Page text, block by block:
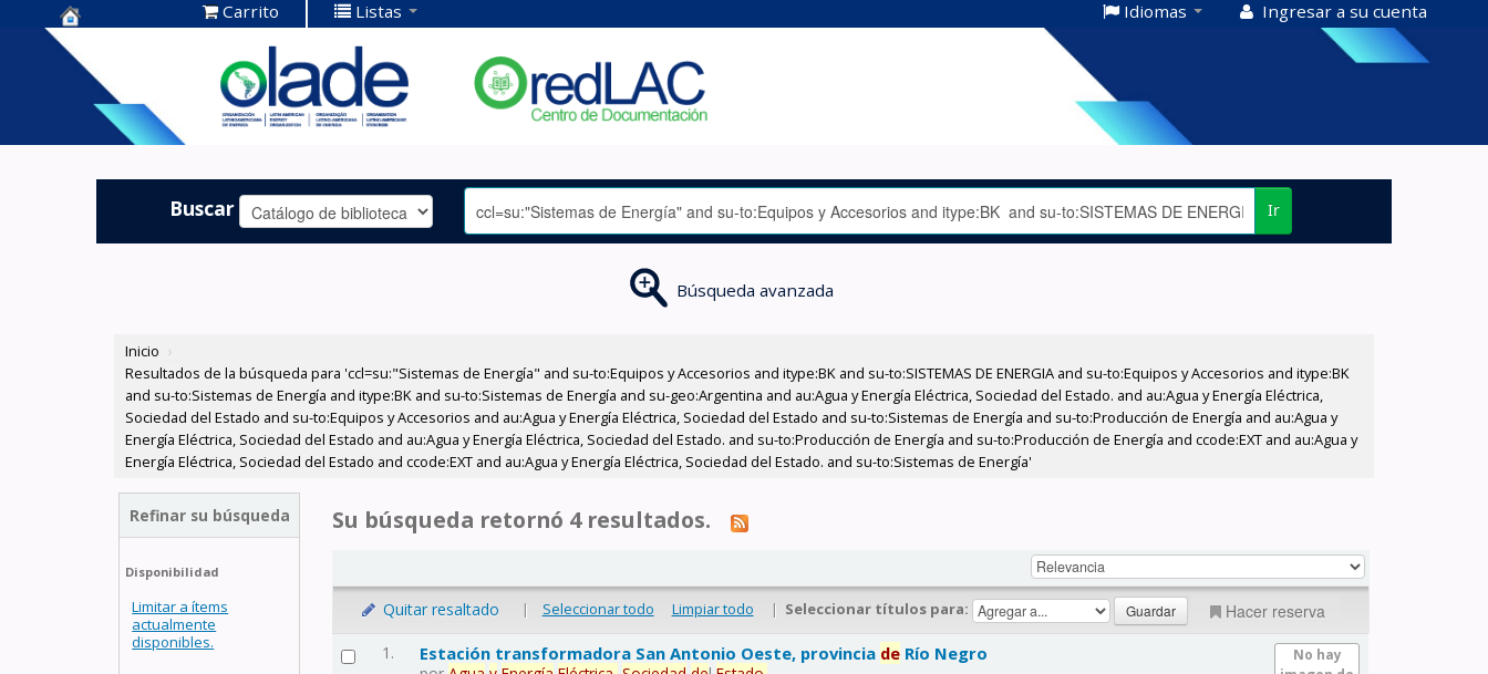
Centro de
Documentación
OLADE -
Carrito Listas Idiomas Ingresar a su cuenta
Buscar Ir
Búsqueda avanzada
Inicio ›
Resultados de la búsqueda para 'ccl=su:"Sistemas de Energía" and su-to:Equipos y Accesorios and itype:BK and su-to:SISTEMAS DE ENERGIA and su-to:Equipos y Accesorios and itype:BK
and su-to:Sistemas de Energía and itype:BK and su-to:Sistemas de Energía and su-geo:Argentina and au:Agua y Energía Eléctrica, Sociedad del Estado. and au:Agua y Energía Eléctrica,
Sociedad del Estado and su-to:Equipos y Accesorios and au:Agua y Energía Eléctrica, Sociedad del Estado and su-to:Sistemas de Energía and su-to:Producción de Energía and au:Agua y
Energía Eléctrica, Sociedad del Estado and au:Agua y Energía Eléctrica, Sociedad del Estado. and su-to:Producción de Energía and su-to:Producción de Energía and ccode:EXT and au:Agua y
Energía Eléctrica, Sociedad del Estado and ccode:EXT and au:Agua y Energía Eléctrica, Sociedad del Estado. and su-to:Sistemas de Energía'
Refinar su búsqueda
Disponibilidad
Limitar a ítems
actualmente
disponibles.
Su búsqueda retornó 4 resultados.
Quitar resaltado | Seleccionar todo Limpiar todo | Seleccionar títulos para: Hacer reserva
1.
No hay
Estación transformadora San Antonio Oeste, provincia de Río Negro